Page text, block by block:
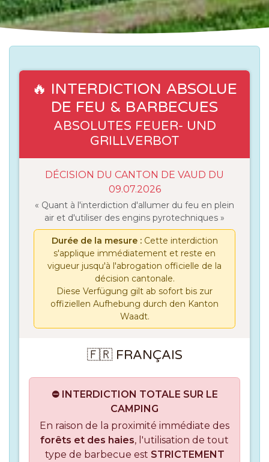
🔥 INTERDICTION ABSOLUE
DE FEU & BARBECUES
ABSOLUTES FEUER- UND
GRILLVERBOT
DÉCISION DU CANTON DE VAUD DU
09.07.2026
« Quant à l'interdiction d'allumer du feu en plein
air et d'utiliser des engins pyrotechniques »
Durée de la mesure :Cette interdiction
s'applique immédiatement et reste en
vigueur jusqu'à l'abrogation officielle de la
décision cantonale.
Diese Verfügung gilt ab sofort bis zur
offiziellen Aufhebung durch den Kanton
Waadt.
🇫🇷 FRANÇAIS
⛔ INTERDICTION TOTALE SUR LE
CAMPING
En raison de la proximité immédiate des
forêts et des haies, l'utilisation de tout
type de barbecue est STRICTEMENT